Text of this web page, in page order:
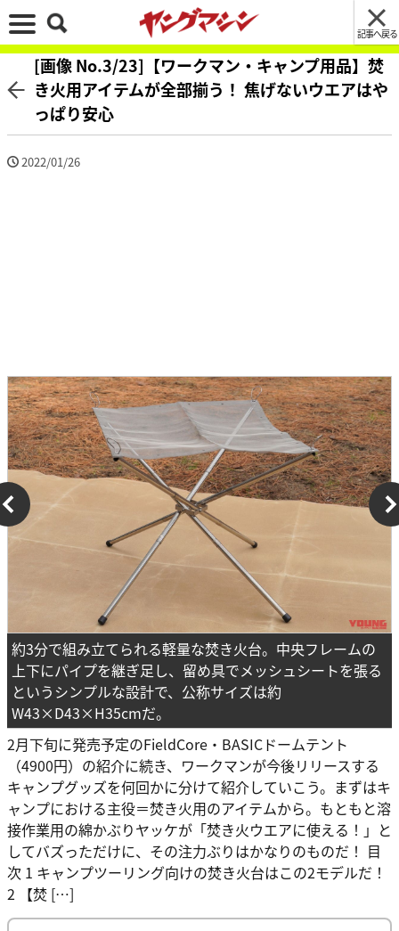
記事へ戻る
[画像 No.3/23]【ワークマン・キャンプ用品】焚
き火用アイテムが全部揃う！ 焦げないウエアはや
っぱり安心
2022/01/26
約3分で組み立てられる軽量な焚き火台。中央フレームの
上下にパイプを継ぎ足し、留め具でメッシュシートを張る
というシンプルな設計で、公称サイズは約
W43×D43×H35cmだ。
2月下旬に発売予定のFieldCore・BASICドームテント
（4900円）の紹介に続き、ワークマンが今後リリースする
キャンプグッズを何回かに分けて紹介していこう。まずはキ
ャンプにおける主役＝焚き火用のアイテムから。もともと溶
接作業用の綿かぶりヤッケが「焚き火ウエアに使える！」と
してバズっただけに、その注力ぶりはかなりのものだ！ 目
次 1 キャンプツーリング向けの焚き火台はこの2モデルだ！
2 【焚 […]